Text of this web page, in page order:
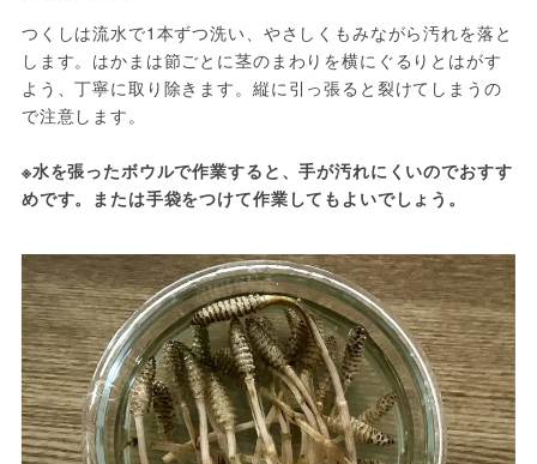
つくしは流水で1本ずつ洗い、やさしくもみながら汚れを落と
します。はかまは節ごとに茎のまわりを横にぐるりとはがす
よう、丁寧に取り除きます。縦に引っ張ると裂けてしまうの
で注意します。
※水を張ったボウルで作業すると、手が汚れにくいのでおすす
めです。または手袋をつけて作業してもよいでしょう。